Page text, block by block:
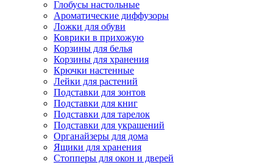
Глобусы настольные
Ароматические диффузоры
Ложки для обуви
Коврики в прихожую
Корзины для белья
Корзины для хранения
Крючки настенные
Лейки для растений
Подставки для зонтов
Подставки для книг
Подставки для тарелок
Подставки для украшений
Органайзеры для дома
Ящики для хранения
Стопперы для окон и дверей